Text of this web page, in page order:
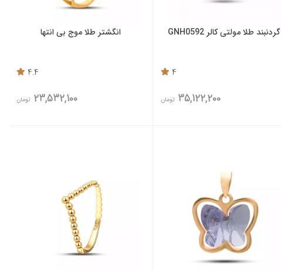
گردنبند طلا مولتی کالر GNH0592
4
35,122,200 تومان
انگشتر طلا موج بی انتها
4.4
23,532,100 تومان